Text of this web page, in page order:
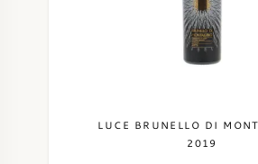
LUCE BRUNELLO DI
2019